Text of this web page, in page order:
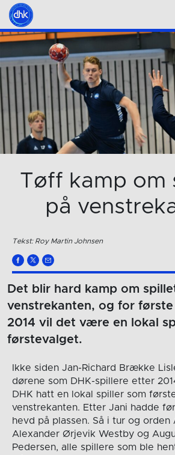
Tøff kamp om
på
Tekst: Roy Martin Johnsen
Det blir hard kamp om
venstrekanten, og for første
2014 vil det være en lokal
førstevalget.
Ikke siden Jan-Richard Brække
dørene som DHK-spillere etter
DHK hatt en lokal spiller som
venstrekanten. Etter Jani hadde
hevd på plassen. Så i tur og orden
Alexander Ørjevik Westby og
Pedersen, alle spillere som ble